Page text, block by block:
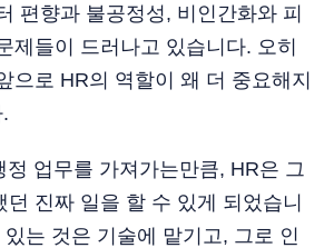
편향과 불공정성, 비인간화와 피
제들이 드러나고 있습니다. 오히
으로 HR의 역할이 왜 더 중요해지
업무를 가져가는만큼, HR은 그
던 진짜 일을 할 수 있게 되었습니
는 것은 기술에 맡기고, 그로 인